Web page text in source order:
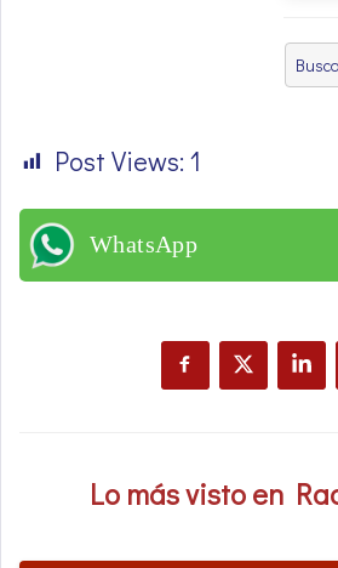
Post Views: 1
WhatsApp
Lo más visto en